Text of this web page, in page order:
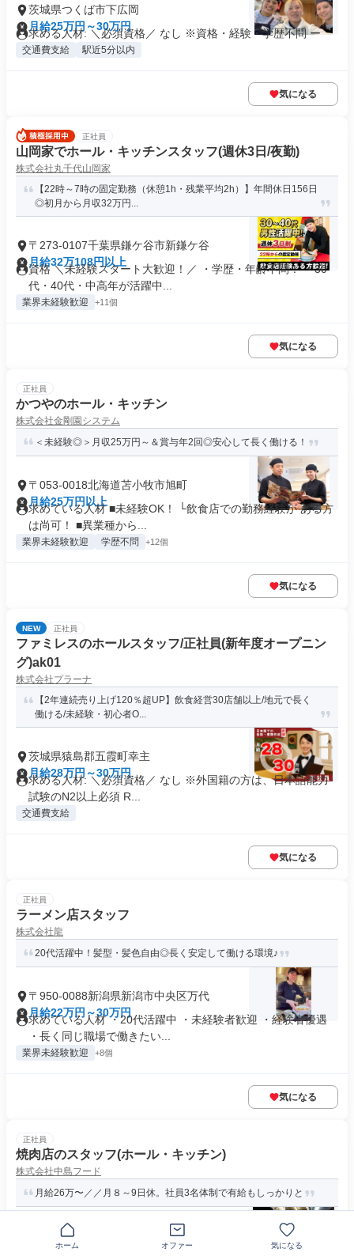
茨城県つくば市下広岡
月給25万円～30万円
求める人材: ＼必須資格／ なし ※資格・経験・学歴不問 ー
交通費支給 駅近5分以内
気になる
正社員
山岡家でホール・キッチンスタッフ(週休3日/夜勤)
株式会社丸千代山岡家
【22時～7時の固定勤務（休憩1h・残業平均2h）】年間休日156日
◎初月から月収32万円...
〒273-0107千葉県鎌ケ谷市新鎌ケ谷
月給32万108円以上
資格 ＼未経験スタート大歓迎！／ ・学歴・年齢不問！ ・30
代・40代・中高年が活躍中...
業界未経験歓迎 +11個
気になる
正社員
かつやのホール・キッチン
株式会社金剛園システム
＜未経験◎＞月収25万円～＆賞与年2回◎安心して長く働ける！
〒053-0018北海道苫小牧市旭町
月給25万円以上
求めている人材 ■未経験OK！ └飲食店での勤務経験が ある方
は尚可！ ■異業種から...
業界未経験歓迎 学歴不問 +12個
気になる
NEW 正社員
ファミレスのホールスタッフ/正社員(新年度オープニン
グ)ak01
株式会社プラーナ
【2年連続売り上げ120％超UP】飲食経営30店舗以上/地元で長く
働ける/未経験・初心者O...
茨城県猿島郡五霞町幸主
月給28万円～30万円
求める人材: ＼必須資格／ なし ※外国籍の方は、日本語能力
試験のN2以上必須 R...
交通費支給
気になる
正社員
ラーメン店スタッフ
株式会社龍
20代活躍中！髪型・髪色自由◎長く安定して働ける環境♪
〒950-0088新潟県新潟市中央区万代
月給22万円～30万円
求めている人材 ・20代活躍中 ・未経験者歓迎 ・経験者優遇
・長く同じ職場で働きたい...
業界未経験歓迎 +8個
気になる
正社員
焼肉店のスタッフ(ホール・キッチン)
株式会社中島フード
月給26万〜／／月８～9日休。社員3名体制で有給もしっかりと
〒701-0111岡山県倉敷市上東
月給26万円～40万円
ホーム オファー 気になる